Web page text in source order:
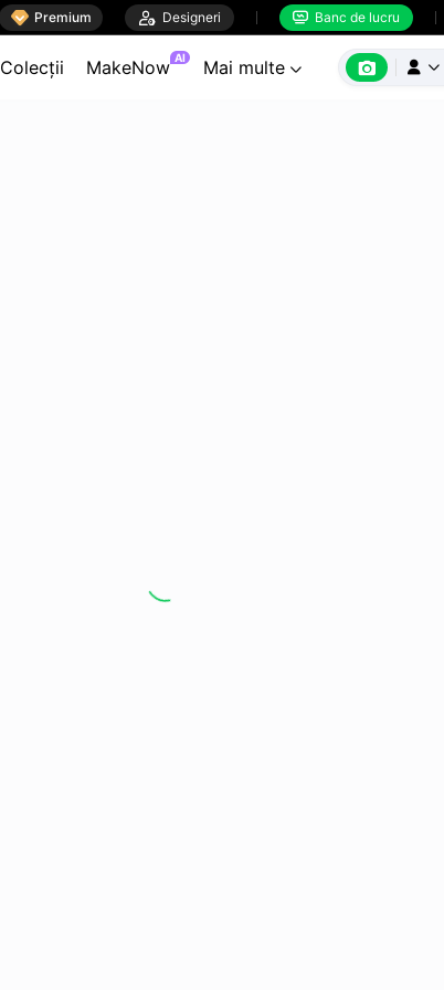
 Premium  Designeri  Banc de lucru
Colecții MakeNow AI Mai multe    